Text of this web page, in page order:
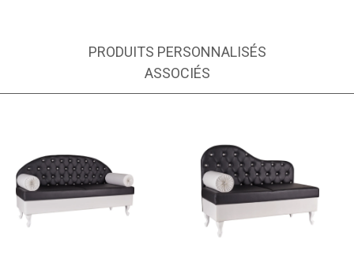
PRODUITS PERSONNALISÉS
ASSOCIÉS